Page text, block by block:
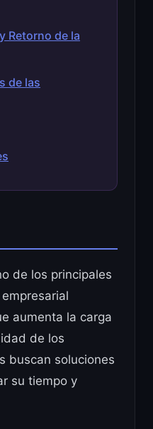
Retorno de la
de las
de los principales
aumenta la carga
de los
buscan soluciones
su tiempo y